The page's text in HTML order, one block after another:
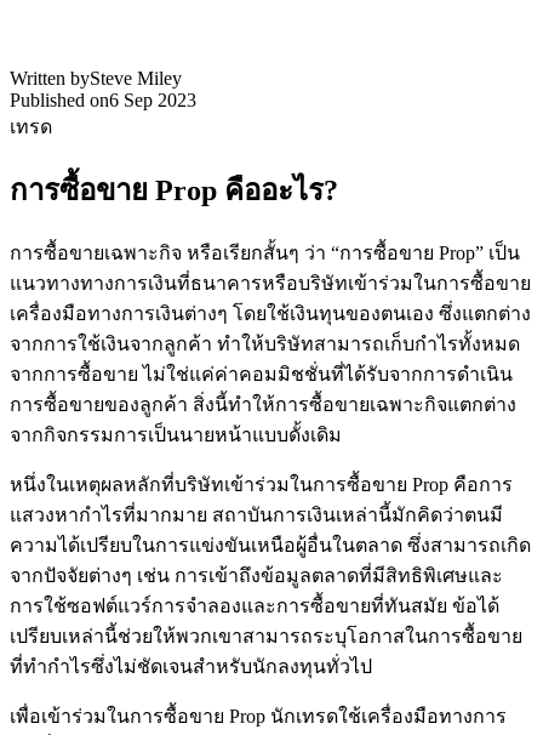
Written bySteve Miley
Published on6 Sep 2023
เทรด
การซื้อขาย Prop คืออะไร?
การซื้อขายเฉพาะกิจ หรือเรียกสั้นๆ ว่า “การซื้อขาย Prop” เป็น
แนวทางทางการเงินที่ธนาคารหรือบริษัทเข้าร่วมในการซื้อขาย
เครื่องมือทางการเงินต่างๆ โดยใช้เงินทุนของตนเอง ซึ่งแตกต่าง
จากการใช้เงินจากลูกค้า ทำให้บริษัทสามารถเก็บกำไรทั้งหมด
จากการซื้อขาย ไม่ใช่แค่ค่าคอมมิชชั่นที่ได้รับจากการดำเนิน
การซื้อขายของลูกค้า สิ่งนี้ทำให้การซื้อขายเฉพาะกิจแตกต่าง
จากกิจกรรมการเป็นนายหน้าแบบดั้งเดิม
หนึ่งในเหตุผลหลักที่บริษัทเข้าร่วมในการซื้อขาย Prop คือการ
แสวงหากำไรที่มากมาย สถาบันการเงินเหล่านี้มักคิดว่าตนมี
ความได้เปรียบในการแข่งขันเหนือผู้อื่นในตลาด ซึ่งสามารถเกิด
จากปัจจัยต่างๆ เช่น การเข้าถึงข้อมูลตลาดที่มีสิทธิพิเศษและ
การใช้ซอฟต์แวร์การจำลองและการซื้อขายที่ทันสมัย ข้อได้
เปรียบเหล่านี้ช่วยให้พวกเขาสามารถระบุโอกาสในการซื้อขาย
ที่ทำกำไรซึ่งไม่ชัดเจนสำหรับนักลงทุนทั่วไป
เพื่อเข้าร่วมในการซื้อขาย Prop นักเทรดใช้เครื่องมือทางการ